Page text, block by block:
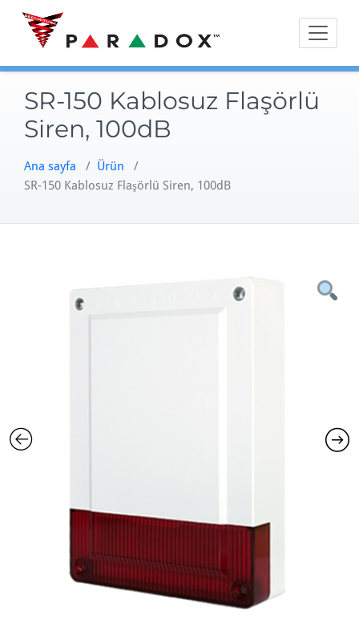
Skip
content
SR-150 Kablosuz Flaşörlü
Siren, 100dB
Ana sayfa / Ürün /
SR-150 Kablosuz Flaşörlü Siren, 100dB